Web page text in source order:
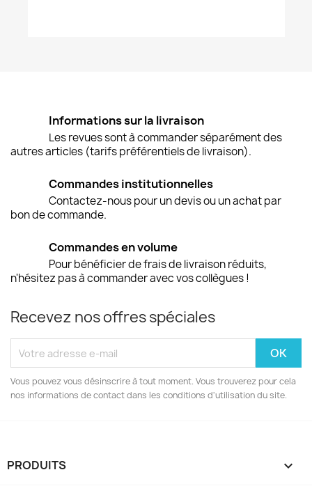
Informations sur la livraison
Les revues sont à commander séparément des
autres articles (tarifs préférentiels de livraison).
Commandes institutionnelles
Contactez-nous pour un devis ou un achat par
bon de commande.
Commandes en volume
Pour bénéficier de frais de livraison réduits,
n'hésitez pas à commander avec vos collègues !
Recevez nos offres spéciales
Vous pouvez vous désinscrire à tout moment. Vous trouverez pour cela
nos informations de contact dans les conditions d'utilisation du site.
PRODUITS 